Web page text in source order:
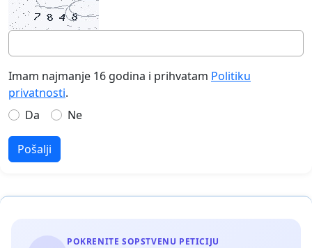
Imam najmanje 16 godina i prihvatam Politiku
privatnosti.
Da
Ne
Pošalji
POKRENITE SOPSTVENU PETICIJU